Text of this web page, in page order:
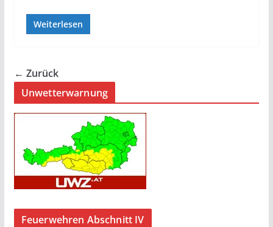
Weiterlesen
← Zurück
Unwetterwarnung
Feuerwehren Abschnitt IV